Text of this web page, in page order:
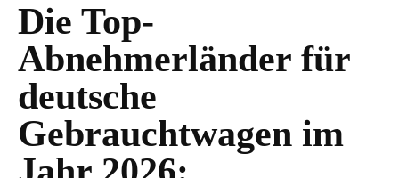
Die Top-
Abnehmerländer für
deutsche
Gebrauchtwagen im